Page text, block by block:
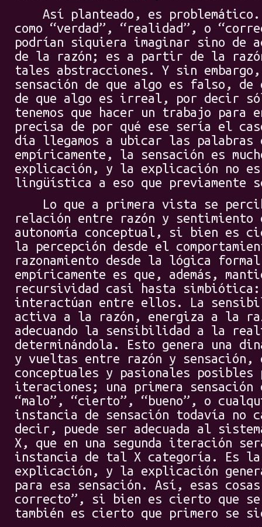
Así planteado, es problemático.
como “verdad”, “realidad”, o
podrían siquiera imaginar sino de
de la razón; es a partir de la razón
tales abstracciones. Y sin embargo,
sensación de que algo es falso,
de que algo es irreal, por decir
tenemos que hacer un trabajo para
precisa de por qué ese sería el
día llegamos a ubicar las palabras
empíricamente, la sensación es
explicación, y la explicación no es
lingüística a eso que previamente
Lo que a primera vista se
relación entre razón y
autonomía conceptual, si bien es
la percepción desde el
razonamiento desde la lógica
empíricamente es que, además,
recursividad casi hasta simbiótica:
interactúan entre ellos. La
activa a la razón, energiza a la
adecuando la sensibilidad a la
determinándola. Esto genera una
y vueltas entre razón y sensación,
conceptuales y pasionales posibles
iteraciones; una primera
“malo”, “cierto”, “bueno”, o
instancia de sensación todavía no
decir, puede ser adecuada al
X, que en una segunda iteración
instancia de tal X categoría. Es la
explicación, y la explicación
para esa sensación. Así, esas
correcto”, si bien es cierto que
también es cierto que primero se